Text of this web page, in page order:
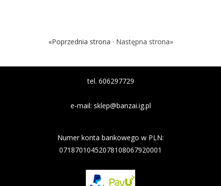
«Poprzednia strona · Następna strona»
tel. 606297729
e-mail: sklep@banzai.ig.pl
Numer konta bankowego w PLN:
07187010452078108067920001